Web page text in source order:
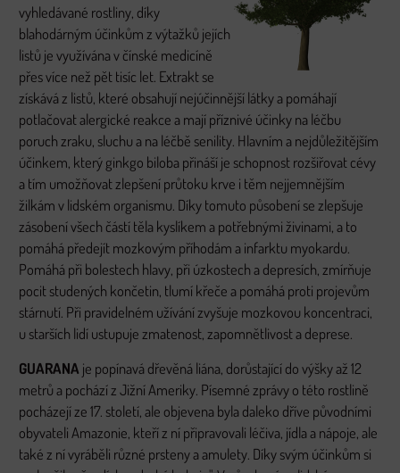
vyhledávané rostliny, díky
blahodárným účinkům z výtažků jejích
listů je využívána v čínské medicíně
přes více než pět tisíc let. Extrakt se
získává z listů, které obsahují nejúčinnější látky a pomáhají
potlačovat alergické reakce a mají příznivé účinky na léčbu
poruch zraku, sluchu a na léčbě senility. Hlavním a nejdůležitějším
účinkem, který ginkgo biloba přináší je schopnost rozšiřovat cévy
a tím umožňovat zlepšení průtoku krve i těm nejjemnějším
žilkám v lidském organismu. Díky tomuto působení se zlepšuje
zásobení všech částí těla kyslíkem a potřebnými živinami, a to
pomáhá předejít mozkovým příhodám a infarktu myokardu.
Pomáhá při bolestech hlavy, při úzkostech a depresích, zmírňuje
pocit studených končetin, tlumí křeče a pomáhá proti projevům
stárnutí. Při pravidelném užívání zvyšuje mozkovou koncentraci,
u starších lidí ustupuje zmatenost, zapomnětlivost a deprese.
GUARANA je popínavá dřevěná liána, dorůstající do výšky až 12
metrů a pochází z Jižní Ameriky. Písemné zprávy o této rostlině
pocházejí ze 17. století, ale objevena byla daleko dříve původními
obyvateli Amazonie, kteří z ní připravovali léčiva, jídla a nápoje, ale
také z ní vyráběli různé prsteny a amulety. Díky svým účinkům si